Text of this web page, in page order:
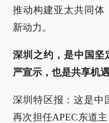
推动构建亚太共同体
新动力。
深圳之约，是中国坚
严宣示，也是共享机
深圳特区报：这是中
再次担任APEC东道